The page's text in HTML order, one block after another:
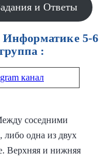
и Ответы
5-6
:
канал
соседними
либо одна из двух
Верхняя и нижняя